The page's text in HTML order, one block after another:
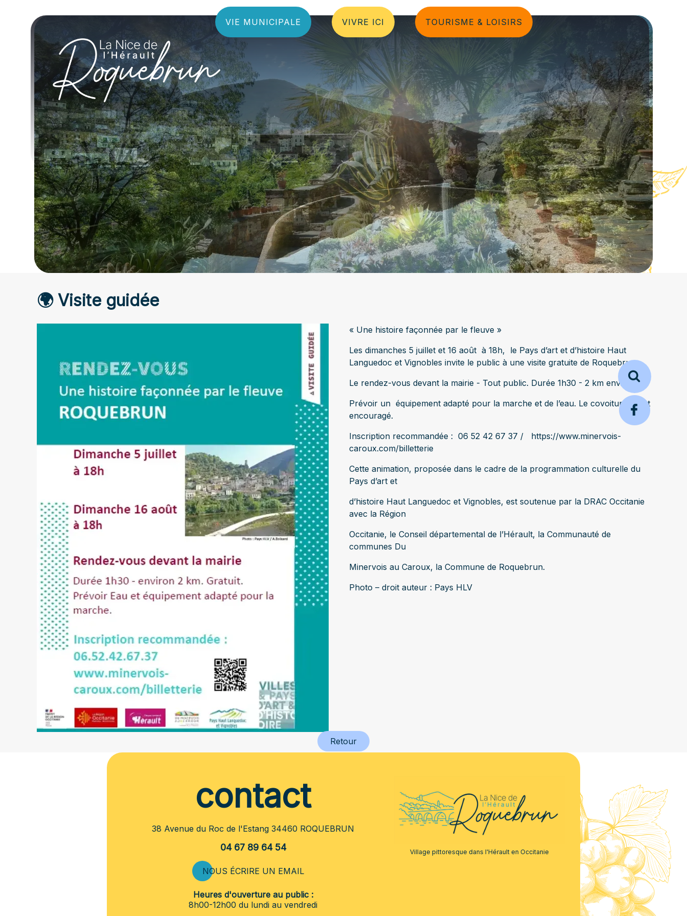
VIE MUNICIPALE VIVRE ICI TOURISME & LOISIRS
🌍️ Visite guidée
« Une histoire façonnée par le fleuve »
Les dimanches 5 juillet et 16 août à 18h, le Pays d’art et d’histoire Haut
Languedoc et Vignobles invite le public à une visite gratuite de Roquebrun.
Le rendez-vous devant la mairie - Tout public. Durée 1h30 - 2 km environ.
Prévoir un équipement adapté pour la marche et de l’eau. Le covoiturage est
encouragé.
Inscription recommandée : 06 52 42 67 37 / https://www.minervois-
caroux.com/billetterie
Cette animation, proposée dans le cadre de la programmation culturelle du
Pays d’art et
d’histoire Haut Languedoc et Vignobles, est soutenue par la DRAC Occitanie
avec la Région
Occitanie, le Conseil départemental de l’Hérault, la Communauté de
communes Du
Minervois au Caroux, la Commune de Roquebrun.
Photo – droit auteur : Pays HLV
Retour
contact
38 Avenue du Roc de l'Estang 34460 ROQUEBRUN
04 67 89 64 54
NOUS ÉCRIRE UN EMAIL
Heures d'ouverture au public :
8h00-12h00 du lundi au vendredi
Village pittoresque dans l'Hérault en Occitanie